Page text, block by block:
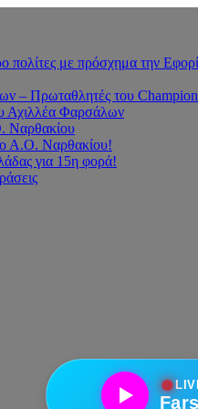
με πρόσχημα την
Πρωταθλητές του
Αχιλλέα Φαρσάλων
Ναρθακίου
ο Α.Ο. Ναρθακίου!
για 15η φορά!
●